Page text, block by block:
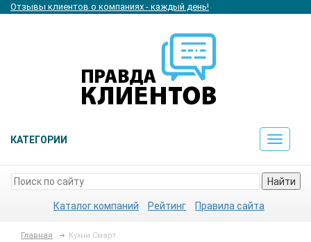
Отзывы клиентов о компаниях - каждый день!
КАТЕГОРИИ
Toggle
Найти
Каталог компаний Рейтинг Правила сайта
Главная Кухни Смарт